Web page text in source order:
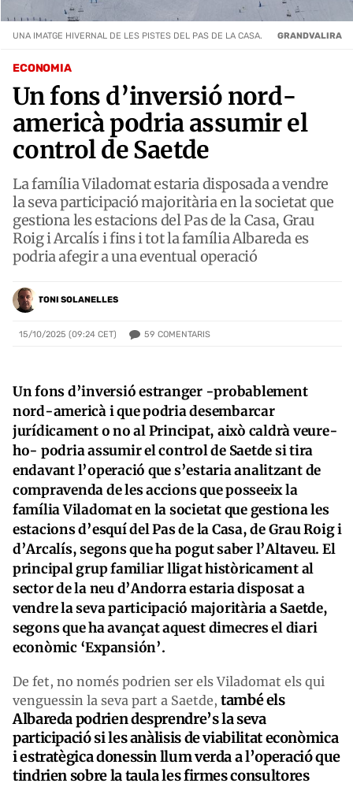
ECONOMIA
Un fons d’inversió nord-
americà podria assumir el
control de Saetde
La família Viladomat estaria disposada a vendre
la seva participació majoritària en la societat que
gestiona les estacions del Pas de la Casa, Grau
Roig i Arcalís i fins i tot la família Albareda es
podria afegir a una eventual operació
TONI SOLANELLES
15/10/2025 (09:24 CET) 59 COMENTARIS
UNA IMATGE HIVERNAL DE LES PISTES DEL PAS DE LA CASA. GRANDVALIRA
Un fons d’inversió estranger -probablement
nord-americà i que podria desembarcar
jurídicament o no al Principat, això caldrà veure-
ho- podria assumir el control de Saetde si tira
endavant l’operació que s’estaria analitzant de
compravenda de les accions que posseeix la
família Viladomat en la societat que gestiona les
estacions d’esquí del Pas de la Casa, de Grau Roig i
d’Arcalís, segons que ha pogut saber l’Altaveu. El
principal grup familiar lligat històricament al
sector de la neu d’Andorra estaria disposat a
vendre la seva participació majoritària a Saetde,
segons que ha avançat aquest dimecres el diari
econòmic ‘Expansión’.
De fet, no només podrien ser els Viladomat els qui
venguessin la seva part a Saetde, també els
Albareda podrien desprendre’s la seva
participació si les anàlisis de viabilitat econòmica
i estratègica donessin llum verda a l’operació que
tindrien sobre la taula les firmes consultores